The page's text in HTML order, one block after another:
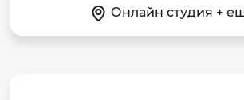
Онлайн студия +